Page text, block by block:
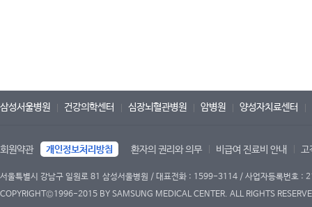
삼성서울병원 건강의학센터 심장뇌혈관병원 암병원 양성자치료센터
회원약관 개인정보처리방침 환자의 권리와 의무 비급여 진료비 안내 고
서울특별시 강남구 일원로 81 삼성서울병원 / 대표전화 : 1599-3114 / 사업자등록번호
COPYRIGHT©1996-2015 BY SAMSUNG MEDICAL CENTER. ALL RIGHTS